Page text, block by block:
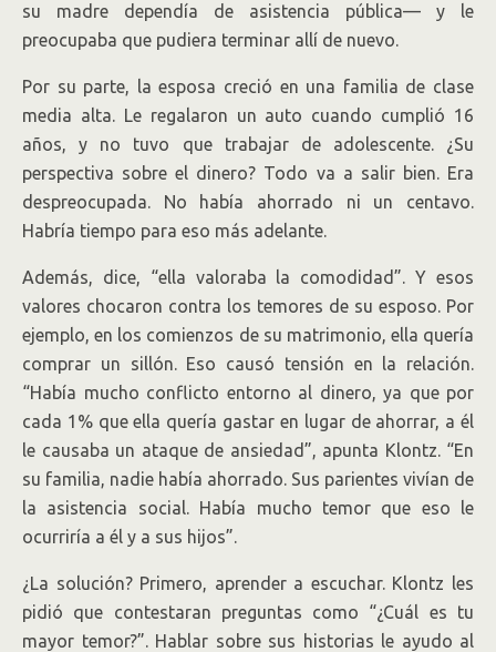
su madre dependía de asistencia pública— y le
preocupaba que pudiera terminar allí de nuevo.
Por su parte, la esposa creció en una familia de clase
media alta. Le regalaron un auto cuando cumplió 16
años, y no tuvo que trabajar de adolescente. ¿Su
perspectiva sobre el dinero? Todo va a salir bien. Era
despreocupada. No había ahorrado ni un centavo.
Habría tiempo para eso más adelante.
Además, dice, “ella valoraba la comodidad”. Y esos
valores chocaron contra los temores de su esposo. Por
ejemplo, en los comienzos de su matrimonio, ella quería
comprar un sillón. Eso causó tensión en la relación.
“Había mucho conflicto entorno al dinero, ya que por
cada 1% que ella quería gastar en lugar de ahorrar, a él
le causaba un ataque de ansiedad”, apunta Klontz. “En
su familia, nadie había ahorrado. Sus parientes vivían de
la asistencia social. Había mucho temor que eso le
ocurriría a él y a sus hijos”.
¿La solución? Primero, aprender a escuchar. Klontz les
pidió que contestaran preguntas como “¿Cuál es tu
mayor temor?”. Hablar sobre sus historias le ayudo al